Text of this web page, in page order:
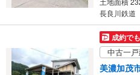
成約で
中古一
美濃加茂